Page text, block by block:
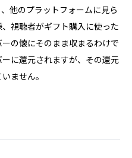
他のプラットフォームに見ら
視聴者がギフト購入に使った
の懐にそのまま収まるわけで
に還元されますが、その還元
ません。